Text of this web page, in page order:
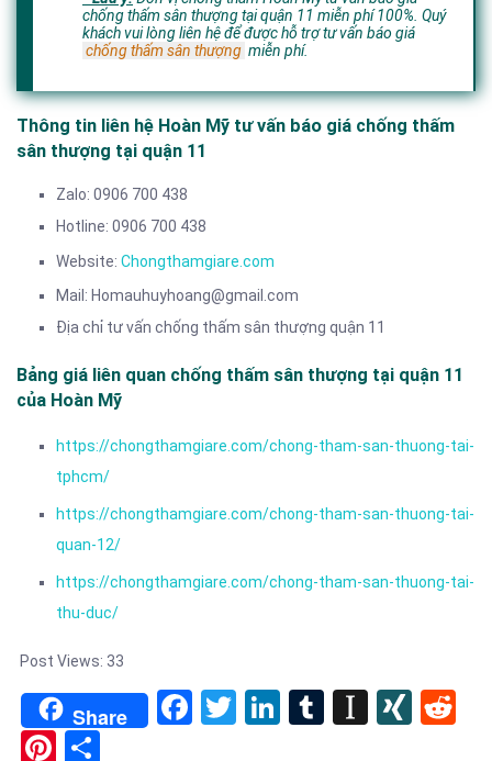
chống thấm sân thượng tại quận 11 miễn phí 100%. Quý
khách vui lòng liên hệ để được hỗ trợ tư vấn báo giá
chống thấm sân thượng miễn phí.
Thông tin liên hệ Hoàn Mỹ tư vấn báo giá chống thấm
sân thượng tại quận 11
Zalo: 0906 700 438
Hotline: 0906 700 438
Website: Chongthamgiare.com
Mail: Homauhuyhoang@gmail.com
Địa chỉ tư vấn chống thấm sân thượng quận 11
Bảng giá liên quan chống thấm sân thượng tại quận 11
của Hoàn Mỹ
https://chongthamgiare.com/chong-tham-san-thuong-tai-
tphcm/
https://chongthamgiare.com/chong-tham-san-thuong-tai-
quan-12/
https://chongthamgiare.com/chong-tham-san-thuong-tai-
thu-duc/
Post Views: 33
Share Facebook
TwitterLinkedIn
Tumblr
Pinterest